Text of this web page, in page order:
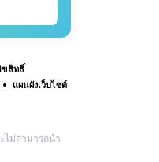
ขสิทธิ์
แผนผังเว็บไซต์
ไม่สามารถนำ